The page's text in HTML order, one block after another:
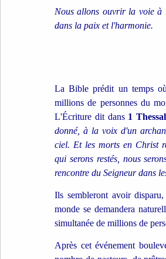
Nous allons ouvrir la voie
dans la paix et l'harmonie.
La Bible prédit un temps
millions de personnes du
L'Écriture dit dans 1
donné, à la voix d'un
ciel. Et les morts en Christ
qui serons restés, nous
rencontre du Seigneur dans
Ils sembleront avoir
monde se demandera
simultanée de millions de
Après cet événement